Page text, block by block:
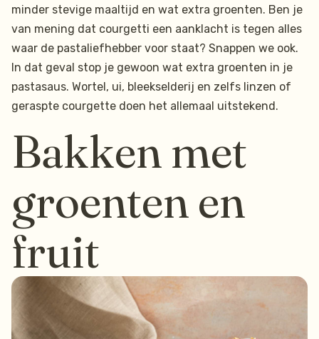
minder stevige maaltijd en wat extra groenten. Ben je
van mening dat courgetti een aanklacht is tegen alles
waar de pastaliefhebber voor staat? Snappen we ook.
In dat geval stop je gewoon wat extra groenten in je
pastasaus. Wortel, ui, bleekselderij en zelfs linzen of
geraspte courgette doen het allemaal uitstekend.
Bakken met
groenten en
fruit